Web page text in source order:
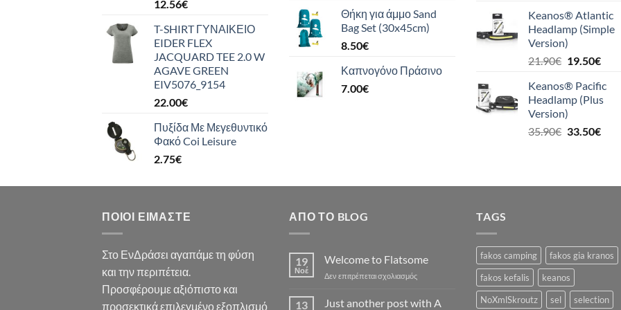
12.56€
T-SHIRT ΓΥΝΑΙΚΕΙΟ
EIDER FLEX
JACQUARD TEE 2.0 W
AGAVE GREEN
EIV5076_9154
22.00€
Πυξίδα Με Μεγεθυντικό
Φακό Coi Leisure
2.75€
Θήκη για άμμο Sand
Bag Set (30x45cm)
8.50€
Καπνογόνο Πράσινο
7.00€
was:
26.90€.
τιμή
είναι:
Keanos® Atlantic
Headlamp (Simple
Version)
21.90€ Original
was:
21.90€.
19.50€Η
τιμή
είναι:
Keanos® Pacific
Headlamp (Plus
Version)
35.90€ Original
33.50€Η
ΠΟΙΟΙ ΕΊΜΑΣΤΕ
Στο ΕνΔράσει αγαπάμε τη φύση
και την περιπέτεια.
Προσφέρουμε αξιόπιστο και
προσεκτικά επιλεγμένο εξοπλισμό
ΑΠΌ ΤΟ BLOG
19
Νοέ
Welcome to Flatsome
Δεν επιτρέπεται σχολιασμόςστο
to
13
Just another post with A
TAGS
fakos camping
fakos gia kranos
fakos kefalis
keanos
NoXmlSkroutz
sel selection